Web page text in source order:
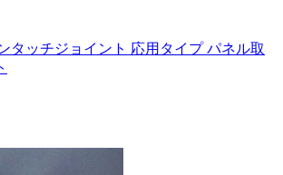
タッチジョイント 応用タイプ パネル取